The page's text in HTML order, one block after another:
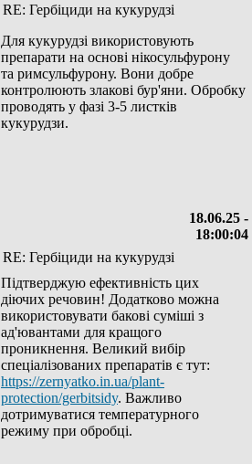
RE: Гербіциди на кукурудзі
Для кукурудзі використовують
препарати на основі нікосульфурону
та римсульфурону. Вони добре
контролюють злакові бур'яни. Обробку
проводять у фазі 3-5 листків
кукурудзи.
18.06.25 -
18:00:04
RE: Гербіциди на кукурудзі
Підтверджую ефективність цих
діючих речовин! Додатково можна
використовувати бакові суміші з
ад'ювантами для кращого
проникнення. Великий вибір
спеціалізованих препаратів є тут:
https://zernyatko.in.ua/plant-
protection/gerbitsidy. Важливо
дотримуватися температурного
режиму при обробці.